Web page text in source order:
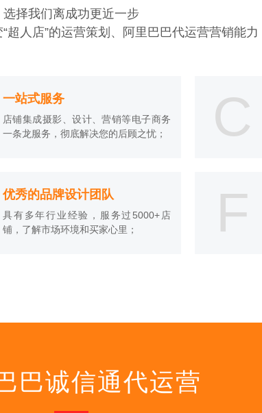
选择我们离成功更近一步
“超人店”的运营策划、阿里巴巴代运营营销能力
一站式服务
店铺集成摄影、设计、营销等电子商务
一条龙服务，彻底解决您的后顾之忧；
C
优秀的品牌设计团队
具有多年行业经验，服务过5000+店
铺，了解市场环境和买家心里；
F
巴诚信通代运营